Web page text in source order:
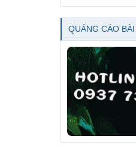
QUẢNG CÁO